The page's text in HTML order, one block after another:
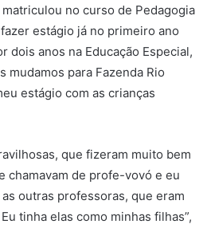
no curso de Pedagogia
estágio já no primeiro ano
dois anos na Educação Especial,
mudamos para Fazenda Rio
estágio com as crianças
que fizeram muito bem
chamavam de profe-vovó e eu
outras professoras, que eram
tinha elas como minhas filhas”,